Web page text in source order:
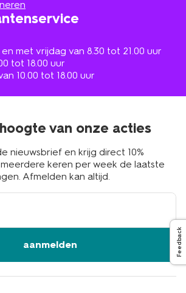
met vrijdag van 8.30 tot 21.00 uur
tot 18.00 uur
10.00 tot 18.00 uur
van onze acties
nieuwsbrief en krijg direct 10%
keren per week de laatste
Afmelden kan altijd.
aanmelden Feedback